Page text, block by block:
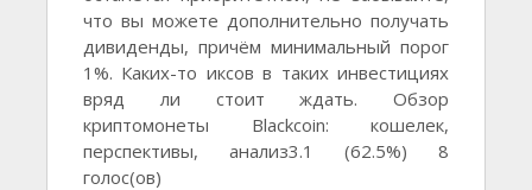
что вы можете дополнительно получать
дивиденды, причём минимальный порог
1%. Каких-то иксов в таких инвестициях
вряд ли стоит ждать. Обзор
криптомонеты Blackcoin: кошелек,
перспективы, анализ3.1 (62.5%) 8
голос(ов)